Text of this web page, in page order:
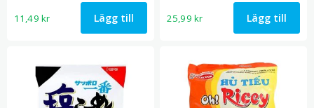
11,49 kr Lägg till 25,99 kr Lägg till